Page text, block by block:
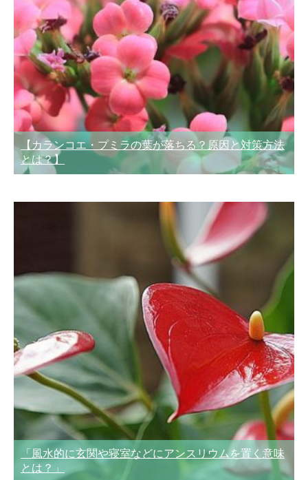
【カランコエ・プミラの葉が落ちる？原因と対策方法
とは？】
「風水的に玄関や寝室などにアンスリウムを置く意味
とは？」